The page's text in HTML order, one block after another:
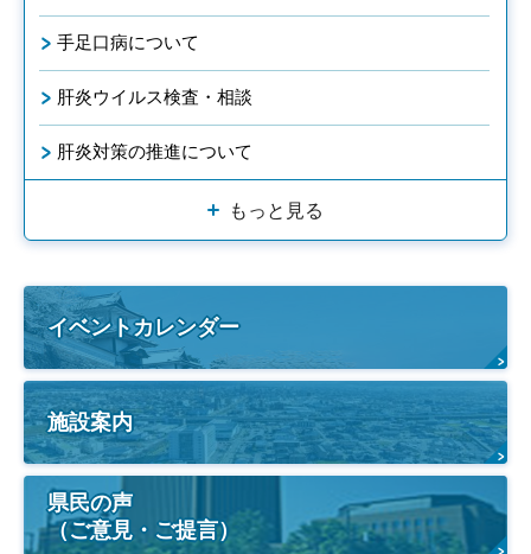
手足口病について
肝炎ウイルス検査・相談
肝炎対策の推進について
もっと見る
イベントカレンダー
施設案内
県民の声
（ご意見・ご提言）